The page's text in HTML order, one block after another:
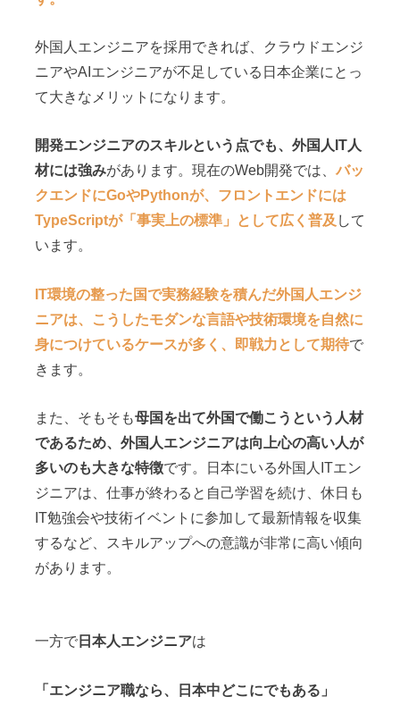
外国人エンジニアを採用できれば、クラウドエンジ
ニアやAIエンジニアが不足している日本企業にとっ
て大きなメリットになります。
開発エンジニアのスキルという点でも、外国人IT人
材には強みがあります。現在のWeb開発では、 バッ
クエンドにGoやPythonが、フロントエンドには
TypeScriptが「事実上の標準」として広く普及 して
います。
IT環境の整った国で実務経験を積んだ外国人エンジ
ニアは、こうしたモダンな言語や技術環境を自然に
身につけているケースが多く、即戦力として期待で
きます。
また、そもそも母国を出て外国で働こうという人材
であるため、外国人エンジニアは向上心の高い人が
多いのも大きな特徴です。日本にいる外国人ITエン
ジニアは、仕事が終わると自己学習を続け、休日も
IT勉強会や技術イベントに参加して最新情報を収集
するなど、スキルアップへの意識が非常に高い傾向
があります。
一方で日本人エンジニアは
「エンジニア職なら、日本中どこにでもある」